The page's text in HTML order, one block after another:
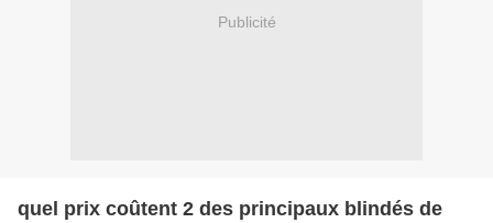
Publicité
quel prix coûtent 2 des principaux blindés de